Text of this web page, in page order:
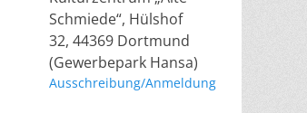
Schmiede“, Hülshof
32, 44369 Dortmund
(Gewerbepark Hansa)
Ausschreibung/Anmeldung